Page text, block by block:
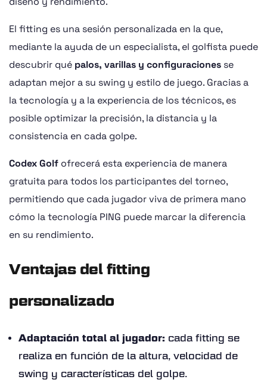
El fitting es una sesión personalizada en la que,
mediante la ayuda de un especialista, el golfista puede
descubrir qué palos, varillas y configuraciones se
adaptan mejor a su swing y estilo de juego. Gracias a
la tecnología y a la experiencia de los técnicos, es
posible optimizar la precisión, la distancia y la
consistencia en cada golpe.
Codex Golf ofrecerá esta experiencia de manera
gratuita para todos los participantes del torneo,
permitiendo que cada jugador viva de primera mano
cómo la tecnología PING puede marcar la diferencia
en su rendimiento.
Ventajas del fitting
personalizado
Adaptación total al jugador: cada fitting se
realiza en función de la altura, velocidad de
swing y características del golpe.